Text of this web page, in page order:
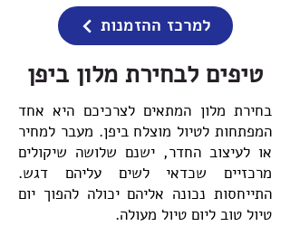
למרכז ההזמנות
טיפים לבחירת מלון ביפן
בחירת מלון המתאים לצרכיכם היא אחד
המפתחות לטיול מוצלח ביפן. מעבר למחיר
או לעיצוב החדר, ישנם שלושה שיקולים
מרכזיים שכדאי לשים עליהם דגש.
התייחסות נכונה אליהם יכולה להפוך יום
טיול טוב ליום טיול מעולה.